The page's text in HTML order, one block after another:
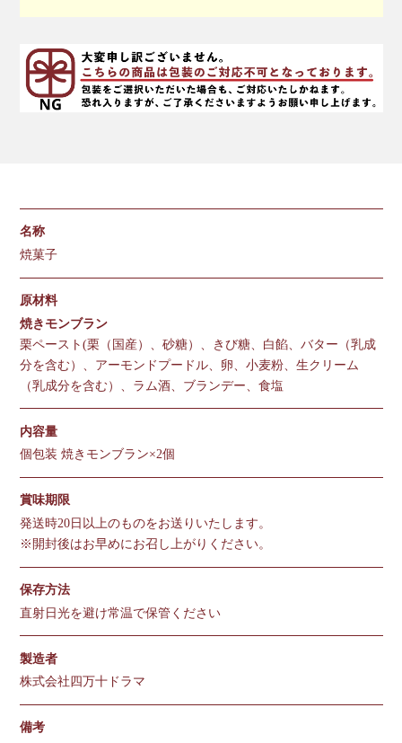
名称
焼菓子
原材料
焼きモンブラン
栗ペースト(栗（国産）、砂糖）、きび糖、白餡、バター（乳成
分を含む）、アーモンドプードル、卵、小麦粉、生クリーム
（乳成分を含む）、ラム酒、ブランデー、食塩
内容量
個包装 焼きモンブラン×2個
賞味期限
発送時20日以上のものをお送りいたします。
※開封後はお早めにお召し上がりください。
保存方法
直射日光を避け常温で保管ください
製造者
株式会社四万十ドラマ
備考